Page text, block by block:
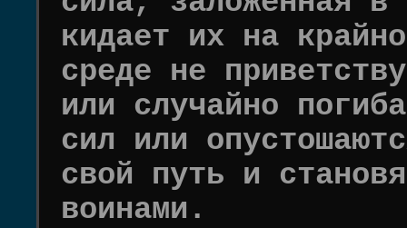
кидает их на
среде не
или случайно
сил или
свой путь и
воинами.